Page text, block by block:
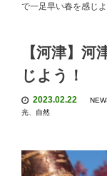
で一足早い春を感じよ
【河津】
じよう！
2023.02.22
光
自然